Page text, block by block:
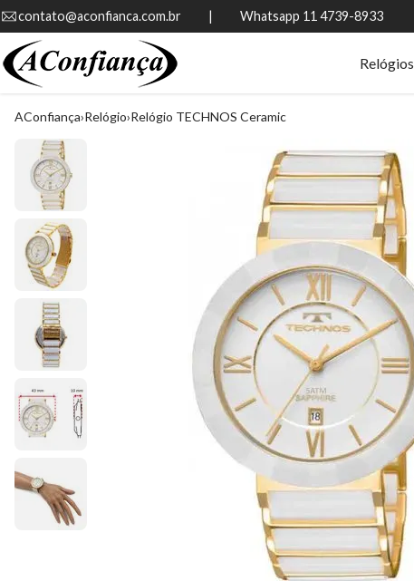
contato@aconfianca.com.br          |          Whatsapp 11 4739-8933
Relógios
AConfiança Relógio Relógio TECHNOS Ceramic